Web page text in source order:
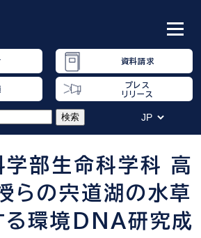
資料請求
プレス
リリース
学部生命科学科 高
らの宍道湖の水草
る環境DNA研究成